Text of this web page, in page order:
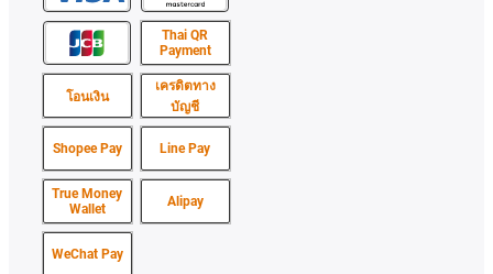
Thai QR
Payment
โอนเงิน
เครดิตทาง
บัญชี
Shopee Pay Line Pay
True Money
Wallet
Alipay
WeChat Pay